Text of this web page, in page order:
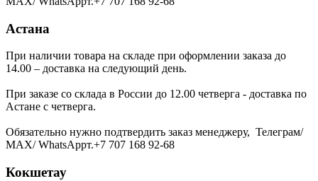
Астана
При наличии товара на складе при оформлении заказа до
14.00 – доставка на следующий день.
При заказе со склада в России до 12.00 четверга - доставка по
Астане с четверга.
Обязательно нужно подтвердить заказ менеджеру, Телеграм/
МАХ/ WhatsAppт.+7 707 168 92-68
Кокшетау